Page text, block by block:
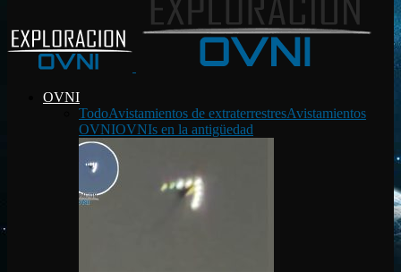
OVNI
TodoAvistamientos de extraterrestresAvistamientos
OVNIOVNIs en la antigüedad